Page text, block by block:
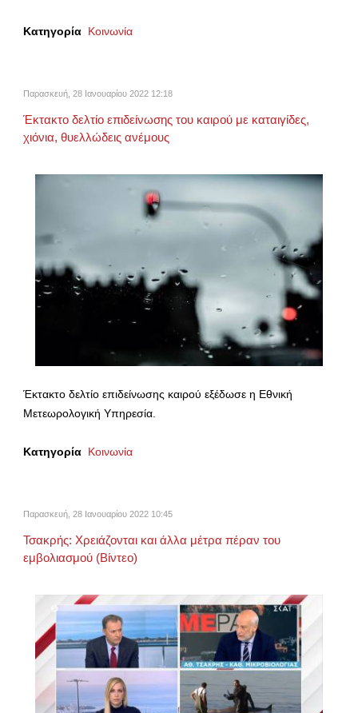
Κατηγορία Κοινωνία
Παρασκευή, 28 Ιανουαρίου 2022 12:18
Έκτακτο δελτίο επιδείνωσης του καιρού με καταιγίδες,
χιόνια, θυελλώδεις ανέμους
Έκτακτο δελτίο επιδείνωσης καιρού εξέδωσε η Εθνική
Μετεωρολογική Υπηρεσία.
Κατηγορία Κοινωνία
Παρασκευή, 28 Ιανουαρίου 2022 10:45
Τσακρής: Χρειάζονται και άλλα μέτρα πέραν του
εμβολιασμού (Βίντεο)